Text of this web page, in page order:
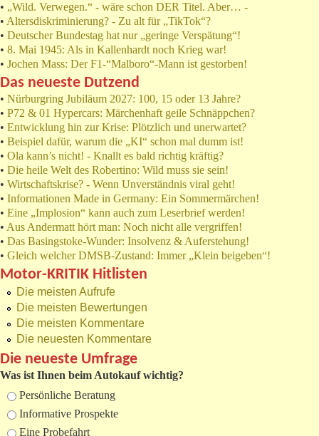
• „Wild. Verwegen.“ - wäre schon DER Titel. Aber… -
• Altersdiskriminierung? - Zu alt für „TikTok“?
• Deutscher Bundestag hat nur „geringe Verspätung“!
• 8. Mai 1945: Als in Kallenhardt noch Krieg war!
• Jochen Mass: Der F1-“Malboro“-Mann ist gestorben!
Das neueste Dutzend
• Nürburgring Jubiläum 2027: 100, 15 oder 13 Jahre?
• P72 & 01 Hypercars: Märchenhaft geile Schnäppchen?
• Entwicklung hin zur Krise: Plötzlich und unerwartet?
• Beispiel dafür, warum die „KI“ schon mal dumm ist!
• Ola kann’s nicht! - Knallt es bald richtig kräftig?
• Die heile Welt des Robertino: Wild muss sie sein!
• Wirtschaftskrise? - Wenn Unverständnis viral geht!
• Informationen Made in Germany: Ein Sommermärchen!
• Eine „Implosion“ kann auch zum Leserbrief werden!
• Aus Andermatt hört man: Noch nicht alle vergriffen!
• Das Basingstoke-Wunder: Insolvenz & Auferstehung!
• Gleich welcher DMSB-Zustand: Immer „Klein beigeben“!
Motor-KRITIK Hitlisten
Die meisten Aufrufe
Die meisten Bewertungen
Die meisten Kommentare
Die neuesten Kommentare
Die neueste Umfrage
Was ist Ihnen beim Autokauf wichtig?
Auswahlmöglichkeiten
Persönliche Beratung
Informative Prospekte
Eine Probefahrt